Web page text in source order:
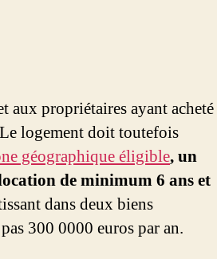
aux propriétaires ayant acheté
logement doit toutefois
géographique éligible, un
de minimum 6 ans et
dans deux biens
300 0000 euros par an.